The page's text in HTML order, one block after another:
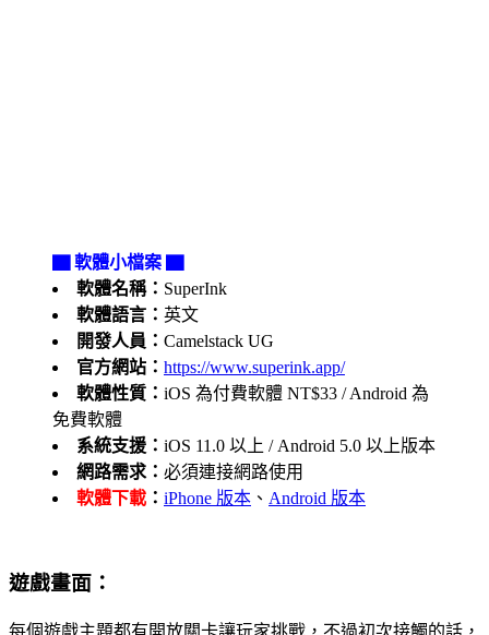
▇ 軟體小檔案 ▇
軟體名稱： SuperInk
軟體語言： 英文
開發人員： Camelstack UG
官方網站： https://www.superink.app/
軟體性質： iOS 為付費軟體 NT$33 / Android 為
免費軟體
系統支援： iOS 11.0 以上 / Android 5.0 以上版本
網路需求： 必須連接網路使用
軟體下載 ： iPhone 版本 、 Android 版本
遊戲畫面：